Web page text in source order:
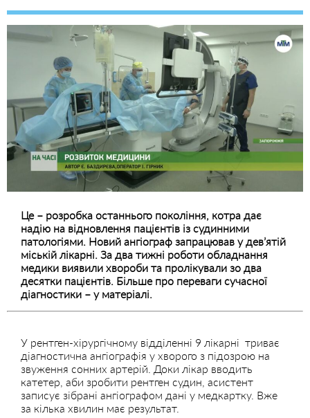
Це – розробка останнього покоління, котра дає
надію на відновлення пацієнтів із судинними
патологіями. Новий ангіограф запрацював у дев’ятій
міській лікарні. За два тижні роботи обладнання
медики виявили хвороби та пролікували зо два
десятки пацієнтів. Більше про переваги сучасної
діагностики – у матеріалі.
У рентген-хірургічному відділенні 9 лікарні триває
діагностична ангіографія у хворого з підозрою на
звуження сонних артерій. Доки лікар вводить
катетер, аби зробити рентген судин, асистент
записує зібрані ангіографом дані у медкартку. Вже
за кілька хвилин має результат.